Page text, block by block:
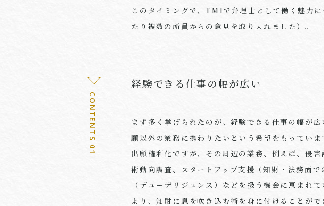
このタイミングで、TMIで弁理士として働く魅力
たり複数の所員からの意見を取り入れました）。
CONTENTS 01
経験できる仕事の幅が広い
まず多く挙げられたのが、経験できる仕事の幅が広
願以外の業務に携わりたいという希望をもっていま
出願権利化ですが、その周辺の業務、例えば、侵
術動向調査、スタートアップ支援（知財・法務面で
（デューデリジェンス）などを扱う機会に恵まれ
より、知財に息を吹き込む術を身に付けることが